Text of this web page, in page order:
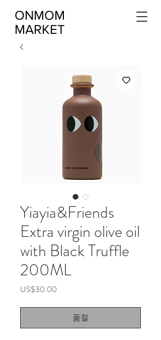
ONMOM
MARKET
Yiayia&Friends
Extra virgin olive oil
with Black Truffle
200ML
US$30.00
품절